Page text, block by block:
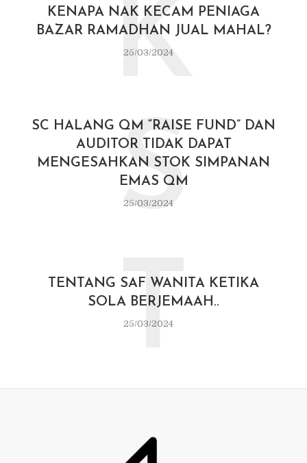
KENAPA NAK KECAM PENIAGA
BAZAR RAMADHAN JUAL MAHAL?
25/03/2024
K
SC HALANG QM “RAISE FUND” DAN
AUDITOR TIDAK DAPAT
MENGESAHKAN STOK SIMPANAN
EMAS QM
25/03/2024
S
TENTANG SAF WANITA KETIKA
SOLA BERJEMAAH..
25/03/2024
T